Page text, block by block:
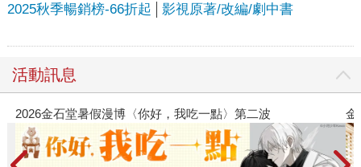
2025秋季暢銷榜-66折起 影視原著/改編/劇中書
活動訊息
金石堂2026海外優惠：電子書